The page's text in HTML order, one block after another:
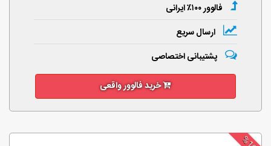
فالوور ۱۰۰٪ ایرانی
ارسال سریع
پشتیبانی اختصاصی
خرید فالوور واقعی